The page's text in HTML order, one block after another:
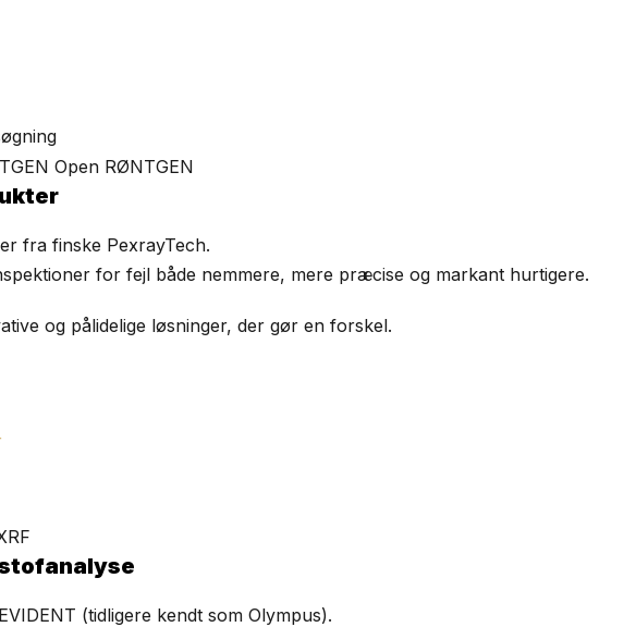
Open RØNTGEN
fra finske PexrayTech.
for fejl både nemmere, mere præcise og markant hurtigere.
og pålidelige løsninger, der gør en forskel.
(tidligere kendt som Olympus).